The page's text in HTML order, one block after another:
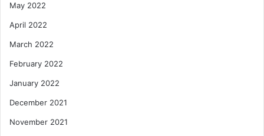
May 2022
April 2022
March 2022
February 2022
January 2022
December 2021
November 2021